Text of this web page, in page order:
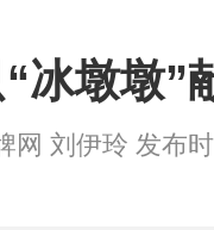
冰墩墩”
网 刘伊玲 发布